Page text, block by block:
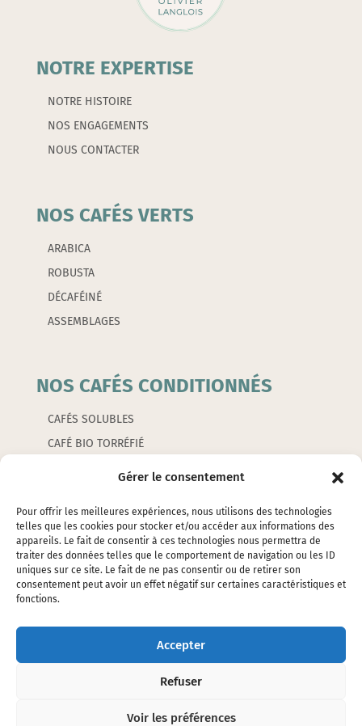
Gérer le consentement
Pour offrir les meilleures expériences, nous utilisons des technologies
telles que les cookies pour stocker et/ou accéder aux informations des
appareils. Le fait de consentir à ces technologies nous permettra de
traiter des données telles que le comportement de navigation ou les ID
uniques sur ce site. Le fait de ne pas consentir ou de retirer son
consentement peut avoir un effet négatif sur certaines caractéristiques et
fonctions.
Accepter
Refuser
Voir les préférences
NOTRE EXPERTISE
NOTRE HISTOIRE
NOS ENGAGEMENTS
NOUS CONTACTER
NOS CAFÉS VERTS
ARABICA
ROBUSTA
DÉCAFÉINÉ
ASSEMBLAGES
NOS CAFÉS CONDITIONNÉS
CAFÉS SOLUBLES
CAFÉ BIO TORRÉFIÉ
LES ACCESSOIRES
EMBALLAGES
CAFETIERES ET PETITS ACCESSOIRES